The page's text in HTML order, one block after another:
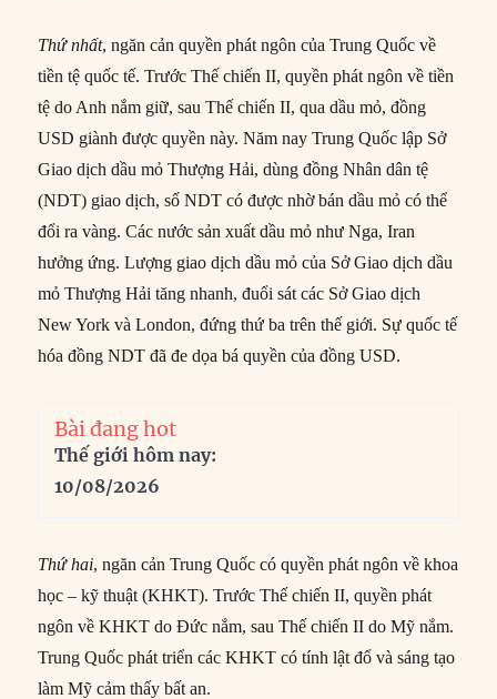
Thứ nhất, ngăn cản quyền phát ngôn của Trung Quốc về
tiền tệ quốc tế. Trước Thế chiến II, quyền phát ngôn về tiền
tệ do Anh nắm giữ, sau Thế chiến II, qua dầu mỏ, đồng
USD giành được quyền này. Năm nay Trung Quốc lập Sở
Giao dịch dầu mỏ Thượng Hải, dùng đồng Nhân dân tệ
(NDT) giao dịch, số NDT có được nhờ bán dầu mỏ có thể
đổi ra vàng. Các nước sản xuất dầu mỏ như Nga, Iran
hưởng ứng. Lượng giao dịch dầu mỏ của Sở Giao dịch dầu
mỏ Thượng Hải tăng nhanh, đuổi sát các Sở Giao dịch
New York và London, đứng thứ ba trên thế giới. Sự quốc tế
hóa đồng NDT đã đe dọa bá quyền của đồng USD.
Bài đang hot
Thế giới hôm nay:
10/08/2026
Thứ hai, ngăn cản Trung Quốc có quyền phát ngôn về khoa
học – kỹ thuật (KHKT). Trước Thế chiến II, quyền phát
ngôn về KHKT do Đức nắm, sau Thế chiến II do Mỹ nắm.
Trung Quốc phát triển các KHKT có tính lật đổ và sáng tạo
làm Mỹ cảm thấy bất an.